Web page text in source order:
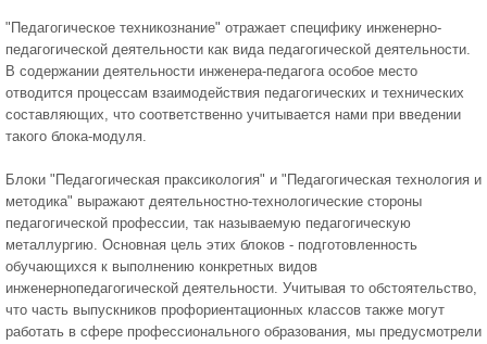
"Педагогическое техникознание" отражает специфику инженерно-
педагогической деятельности как вида педагогической деятельности.
В содержании деятельности инженера-педагога особое место
отводится процессам взаимодействия педагогических и технических
составляющих, что соответственно учитывается нами при введении
такого блока-модуля.
Блоки "Педагогическая праксикология" и "Педагогическая технология и
методика" выражают деятельностно-технологические стороны
педагогической профессии, так называемую педагогическую
металлургию. Основная цель этих блоков - подготовленность
обучающихся к выполнению конкретных видов
инженернопедагогической деятельности. Учитывая то обстоятельство,
что часть выпускников профориентационных классов также могут
работать в сфере профессионального образования, мы предусмотрели